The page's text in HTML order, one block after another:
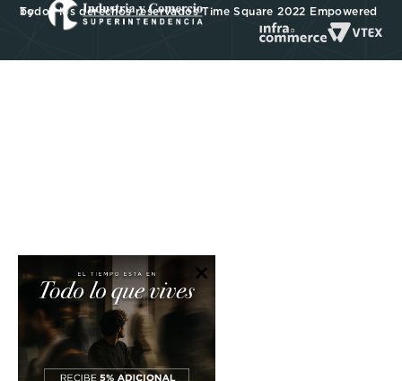
×
Todos los derechos reservados Time Square 2022 Empowered by